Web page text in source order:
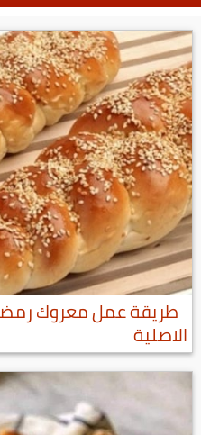
طريقة عمل معروك
الاصلية